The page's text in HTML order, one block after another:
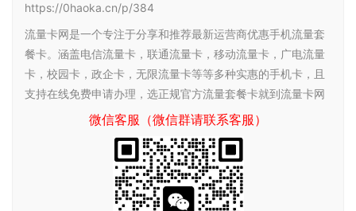
https://0haoka.cn/p/384
流量卡网是一个专注于分享和推荐最新运营商优惠手机流量套
餐卡。涵盖电信流量卡，联通流量卡，移动流量卡，广电流量
卡，校园卡，政企卡，无限流量卡等等多种实惠的手机卡，且
支持在线免费申请办理，选正规官方流量套餐卡就到流量卡网
微信客服（微信群请联系客服）